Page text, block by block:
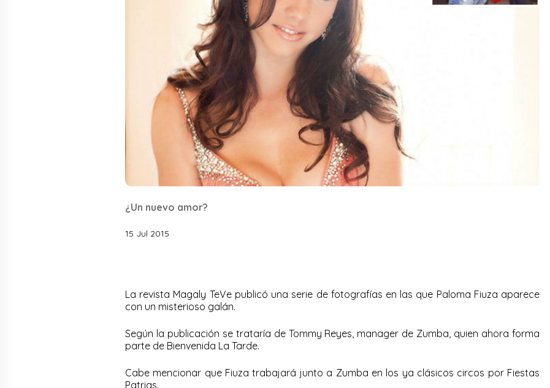
¿Un nuevo amor?
15 Jul 2015
La revista Magaly TeVe publicó una serie de fotografías en las que Paloma Fiuza aparece
con un misterioso galán.
Según la publicación se trataría de Tommy Reyes, manager de Zumba, quien ahora forma
parte de Bienvenida La Tarde.
Cabe mencionar que Fiuza trabajará junto a Zumba en los ya clásicos circos por Fiestas
Patrias.